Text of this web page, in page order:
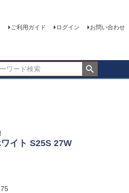
ご利用ガイド ログイン お問い合わせ
イト S25S 27W